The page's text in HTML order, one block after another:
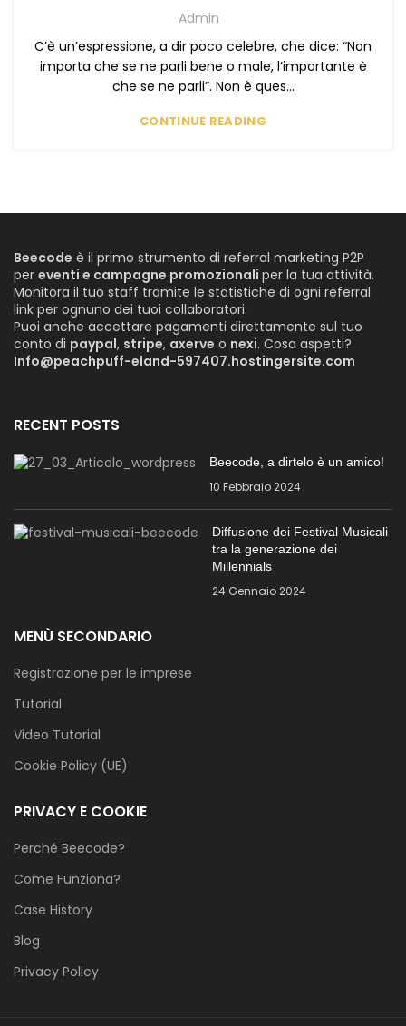
Admin
C’è un’espressione, a dir poco celebre, che dice: “Non
importa che se ne parli bene o male, l’importante è
che se ne parli”. Non è ques...
CONTINUE READING
Beecode è il primo strumento di referral marketing P2P
per eventi e campagne promozionali per la tua attività.
Monitora il tuo staff tramite le statistiche di ogni referral
link per ognuno dei tuoi collaboratori.
Puoi anche accettare pagamenti direttamente sul tuo
conto di paypal, stripe, axerve o nexi. Cosa aspetti?
Info@peachpuff-eland-597407.hostingersite.com
RECENT POSTS
Beecode, a dirtelo è un amico!
10 Febbraio 2024
Diffusione dei Festival Musicali
tra la generazione dei
Millennials
24 Gennaio 2024
MENÙ SECONDARIO
Registrazione per le imprese
Tutorial
Video Tutorial
Cookie Policy (UE)
PRIVACY E COOKIE
Perché Beecode?
Come Funziona?
Case History
Blog
Privacy Policy